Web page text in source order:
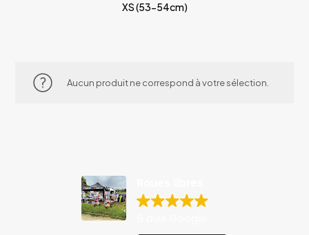
XS (53-54cm)
Aucun produit ne correspond à votre sélection.